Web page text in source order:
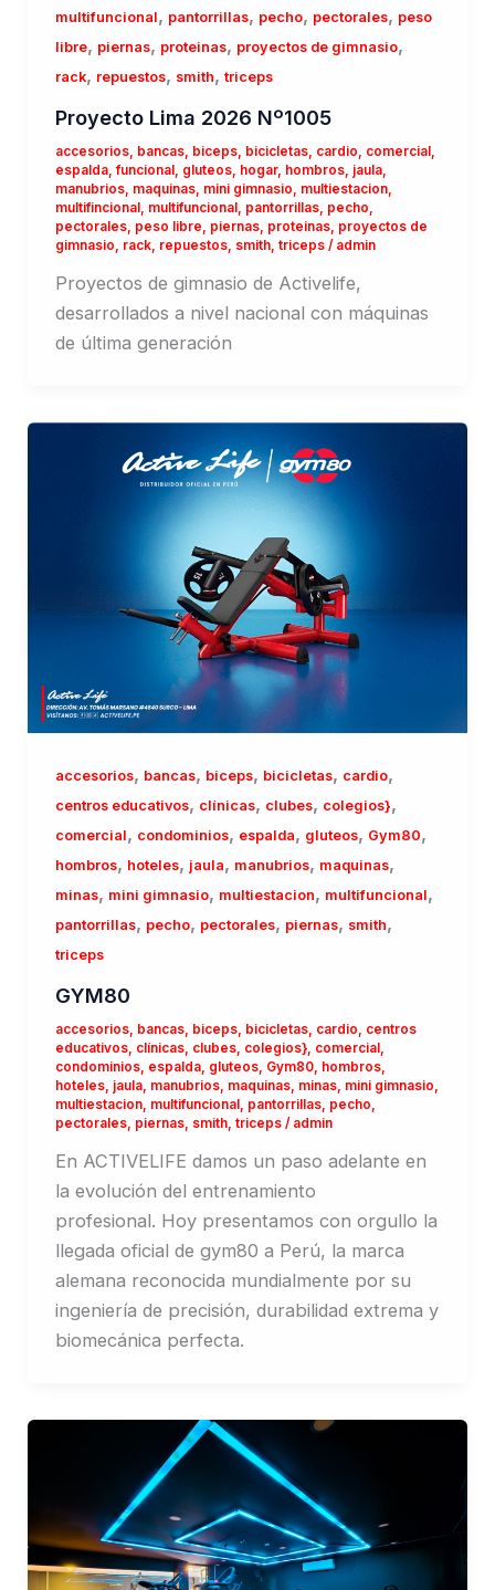
multifuncional, pantorrillas, pecho, pectorales, peso
libre, piernas, proteinas, proyectos de gimnasio,
rack, repuestos, smith, triceps
Proyecto Lima 2026 Nº1005
accesorios, bancas, biceps, bicicletas, cardio, comercial ,
espalda,funcional , gluteos, hogar, hombros, jaula,
manubrios, maquinas, mini gimnasio, multiestacion,
multifincional , multifuncional , pantorrillas, pecho,
pectorales, peso libre, piernas, proteinas, proyectos de
gimnasio, rack, repuestos, smith, triceps/ admin
Proyectos de gimnasio de Activelife,
desarrollados a nivel nacional con máquinas
de última generación
accesorios, bancas, biceps, bicicletas, cardio,
centros educativos, clínicas, clubes, colegios},
comercial, condominios, espalda, gluteos, Gym80,
hombros, hoteles, jaula, manubrios, maquinas,
minas, mini gimnasio, multiestacion, multifuncional,
pantorrillas, pecho, pectorales, piernas, smith,
triceps
GYM80
accesorios, bancas, biceps, bicicletas, cardio, centros
educativos, clínicas, clubes, colegios}, comercial ,
condominios, espalda, gluteos, Gym80, hombros,
hoteles, jaula, manubrios, maquinas, minas, mini gimnasio,
multiestacion, multifuncional , pantorrillas, pecho,
pectorales, piernas, smith, triceps/ admin
En ACTIVELIFE damos un paso adelante en
la evolución del entrenamiento
profesional. Hoy presentamos con orgullo la
llegada oficial de gym80 a Perú, la marca
alemana reconocida mundialmente por su
ingeniería de precisión, durabilidad extrema y
biomecánica perfecta.